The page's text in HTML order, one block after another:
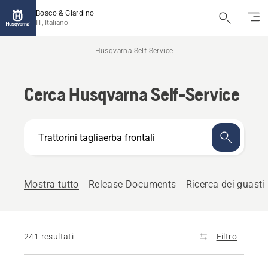
Bosco & Giardino
IT, Italiano
Husqvarna Self-Service
Cerca Husqvarna Self-Service
possiamo
Mostra tutto Release Documents Ricerca dei guasti
241 resultati Filtro